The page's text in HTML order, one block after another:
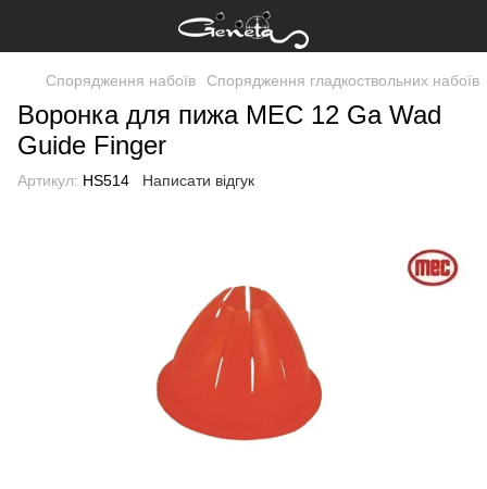
Спорядження набоїв Спорядження гладкоствольних набоїв
Воронка для пижа MEC 12 Ga Wad
Guide Finger
Артикул: HS514 Написати відгук